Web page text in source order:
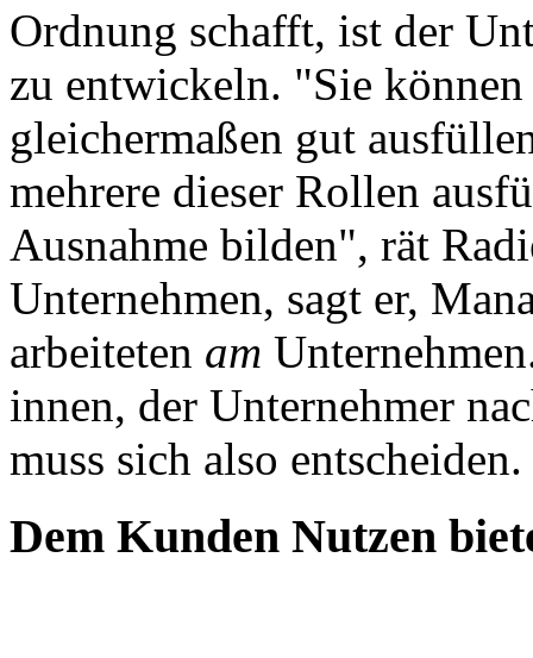
Ordnung schafft, ist der
zu entwickeln. "Sie
gleichermaßen gut
mehrere dieser Rollen
Ausnahme bilden", rät
Unternehmen, sagt er,
arbeiteten am
innen, der Unternehmer
muss sich also entscheiden.
Dem Kunden Nutzen